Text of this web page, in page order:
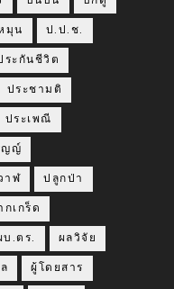
มุน ป.ป.ช.
ระกันชีวิต
ประชามติ
ประเพณี
ญญ์
าฬ ปลูกป่า
กเกร็ด
บ.ตร. ผลวิจัย
ผู้โดยสาร